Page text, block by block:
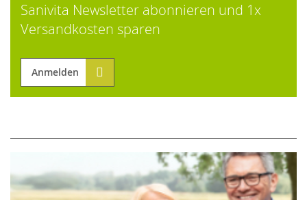
Sanivita Newsletter abonnieren und 1x
Versandkosten sparen
Anmelden